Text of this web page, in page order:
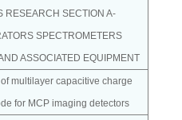
RESEARCH SECTION A-
SPECTROMETERS
ASSOCIATED EQUIPMENT
multilayer capacitive charge
for MCP imaging detectors